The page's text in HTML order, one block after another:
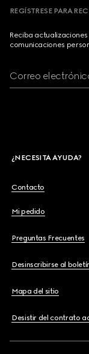
REGÍSTRESE PARA
Reciba
comunicaciones
Correo
¿NECESITA AYUDA?
Contacto
Mi pedido
Preguntas Frecuentes
Desinscribirse al
Mapa del sitio
Desistir del contrato